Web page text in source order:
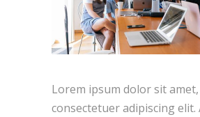
Lorem ipsum dolor sit amet,
consectetuer adipiscing elit.